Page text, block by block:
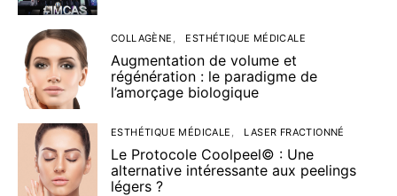
COLLAGÈNE ESTHÉTIQUE MÉDICALE
Augmentation de volume et
régénération : le paradigme de
l’amorçage biologique
ESTHÉTIQUE MÉDICALE LASER FRACTIONNÉ
Le Protocole Coolpeel© : Une
alternative intéressante aux peelings
légers ?